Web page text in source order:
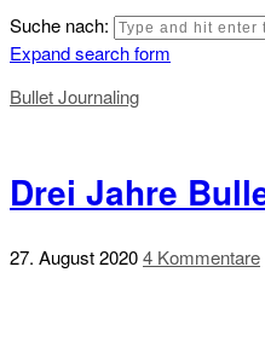
Suche nach:
Expand search form
Bullet Journaling
Drei Jahre
27. August 20204 Kommentare